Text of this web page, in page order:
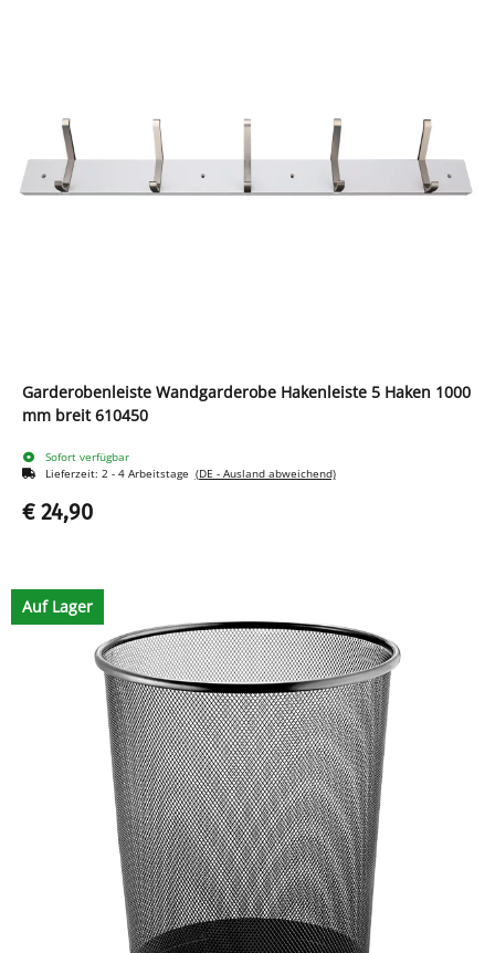
Garderobenleiste Wandgarderobe Hakenleiste 5 Haken 1000
mm breit 610450
Sofort verfügbar
Lieferzeit: 2 - 4 Arbeitstage (DE - Ausland abweichend)
€ 24,90
Auf Lager